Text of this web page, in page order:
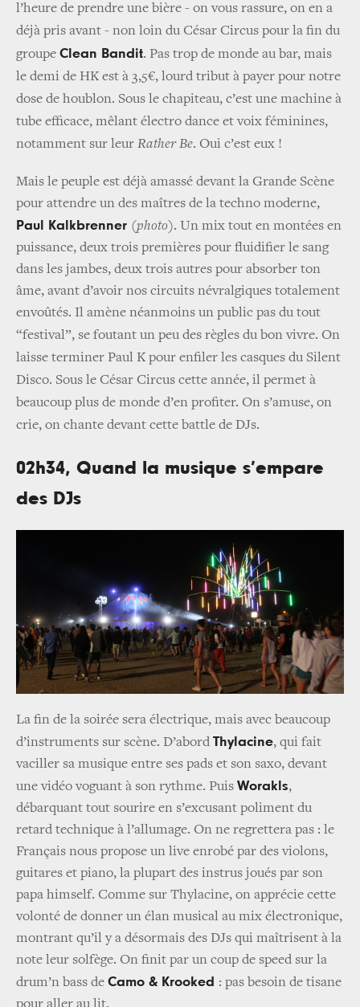
l’heure de prendre une bière - on vous rassure, on en a
déjà pris avant - non loin du César Circus pour la fin du
groupe Clean Bandit. Pas trop de monde au bar, mais
le demi de HK est à 3,5€, lourd tribut à payer pour notre
dose de houblon. Sous le chapiteau, c’est une machine à
tube efficace, mêlant électro dance et voix féminines,
notamment sur leur Rather Be. Oui c’est eux !
Mais le peuple est déjà amassé devant la Grande Scène
pour attendre un des maîtres de la techno moderne,
Paul Kalkbrenner (photo). Un mix tout en montées en
puissance, deux trois premières pour fluidifier le sang
dans les jambes, deux trois autres pour absorber ton
âme, avant d’avoir nos circuits névralgiques totalement
envoûtés. Il amène néanmoins un public pas du tout
“festival”, se foutant un peu des règles du bon vivre. On
laisse terminer Paul K pour enfiler les casques du Silent
Disco. Sous le César Circus cette année, il permet à
beaucoup plus de monde d’en profiter. On s’amuse, on
crie, on chante devant cette battle de DJs.
02h34, Quand la musique s’empare
des DJs
La fin de la soirée sera électrique, mais avec beaucoup
d’instruments sur scène. D’abord Thylacine, qui fait
vaciller sa musique entre ses pads et son saxo, devant
une vidéo voguant à son rythme. Puis Worakls,
débarquant tout sourire en s’excusant poliment du
retard technique à l’allumage. On ne regrettera pas : le
Français nous propose un live enrobé par des violons,
guitares et piano, la plupart des instrus joués par son
papa himself. Comme sur Thylacine, on apprécie cette
volonté de donner un élan musical au mix électronique,
montrant qu’il y a désormais des DJs qui maîtrisent à la
note leur solfège. On finit par un coup de speed sur la
drum’n bass de Camo & Krooked : pas besoin de tisane